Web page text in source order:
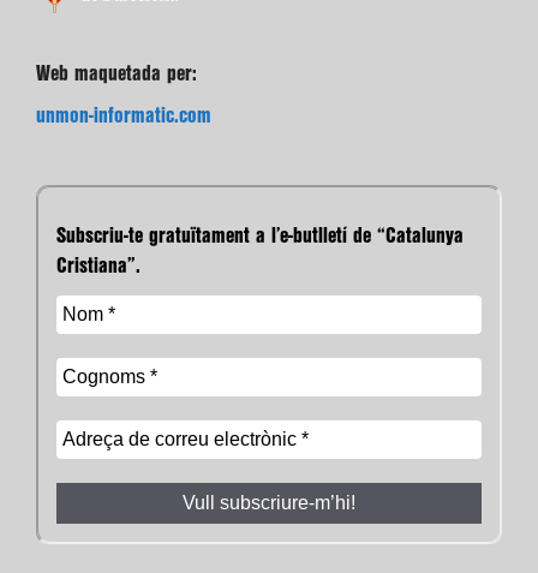
Web maquetada per:
unmon-informatic.com
Subscriu-te gratuïtament a l’e-butlletí de “Catalunya
Cristiana”.